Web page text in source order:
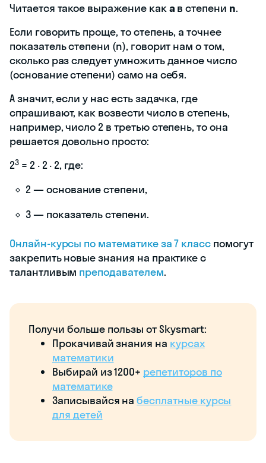
Читается такое выражение какa в степени n.
Если говорить проще, то степень, а точнее
показатель степени (n), говорит нам о том,
сколько раз следует умножить данное число
(основание степени) само на себя.
А значит, если у нас есть задачка, где
спрашивают, как возвести число в степень,
например, число 2 в третью степень, то она
решается довольно просто:
23= 2 · 2 · 2, где:
2 — основание степени,
3 — показатель степени.
Онлайн-курсы по математике за 7 класс помогут
закрепить новые знания на практике с
талантливым преподавателем.
Получи больше пользы от Skysmart:
Прокачивай знания на курсах
математики
Выбирай из 1200+ репетиторов по
математике
Записывайся набесплатные курсы
для детей